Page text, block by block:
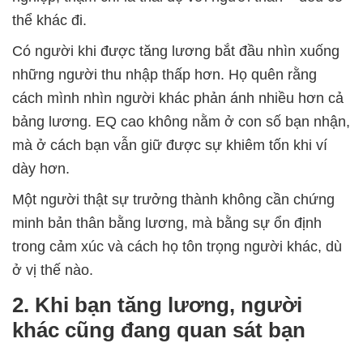
thể khác đi.
Có người khi được tăng lương bắt đầu nhìn xuống
những người thu nhập thấp hơn. Họ quên rằng
cách mình nhìn người khác phản ánh nhiều hơn cả
bảng lương. EQ cao không nằm ở con số bạn nhận,
mà ở cách bạn vẫn giữ được sự khiêm tốn khi ví
dày hơn.
Một người thật sự trưởng thành không cần chứng
minh bản thân bằng lương, mà bằng sự ổn định
trong cảm xúc và cách họ tôn trọng người khác, dù
ở vị thế nào.
2. Khi bạn tăng lương, người
khác cũng đang quan sát bạn